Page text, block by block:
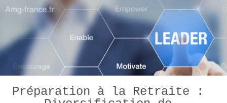
Préparation à la Retraite :